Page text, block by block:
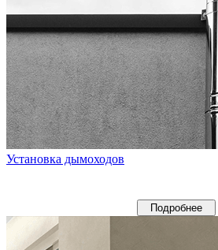
Установка дымоходов
Подробнее